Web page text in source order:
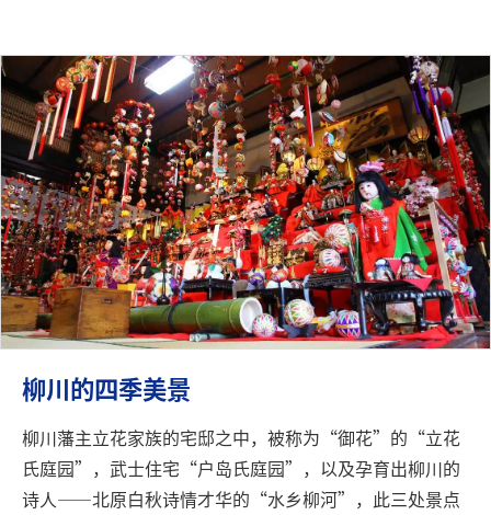
柳川的四季美景
柳川藩主立花家族的宅邸之中，被称为“御花”的“立花
氏庭园”，武士住宅“户岛氏庭园”，以及孕育出柳川的
诗人——北原白秋诗情才华的“水乡柳河”，此三处景点